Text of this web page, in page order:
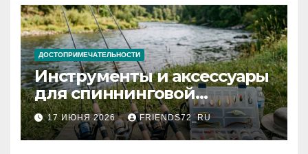
ДОСТОПРИМЕЧАТЕЛЬНОСТИ
Инструменты и аксессуары
для спиннинговой
рыбалки: назначение и
типы
17 ИЮНЯ 2026 FRIENDS72_RU